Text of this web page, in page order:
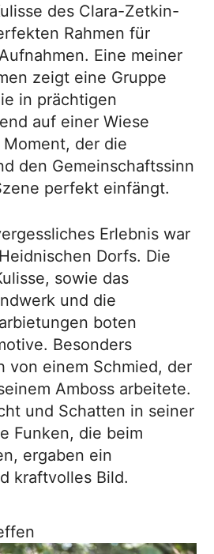
des Clara-Zetkin-
Rahmen für
Eine meiner
zeigt eine Gruppe
in prächtigen
auf einer Wiese
der die
den Gemeinschaftssinn
perfekt einfängt.
Erlebnis war
Dorfs. Die
sowie das
und die
boten
Besonders
von einem Schmied, der
Amboss arbeitete.
und Schatten in seiner
Funken, die beim
ergaben ein
kraftvolles Bild.